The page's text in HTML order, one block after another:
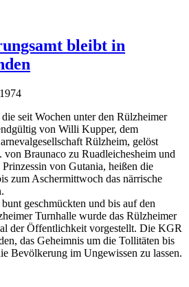
bleibt in
seit Wochen unter den Rülzheimer
von Willi Kupper, dem
Rülzheim, gelöst
Braunaco zu Ruadleichesheim und
von Gutania, heißen die
zum Aschermittwoch das närrische
geschmückten und bis auf den
Turnhalle wurde das Rülzheimer
der Öffentlichkeit vorgestellt. Die KGR
das Geheimnis um die Tollitäten bis
Bevölkerung im Ungewissen zu lassen.